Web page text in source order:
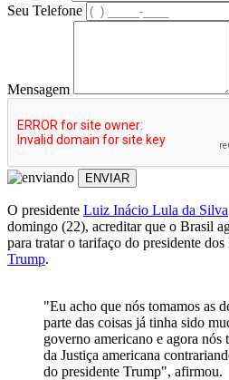
Seu Telefone
Mensagem
ENVIAR
O presidente Luiz Inácio Lula da Silva
domingo (22), acreditar que o Brasil
para tratar o tarifaço do presidente
Trump.
"Eu acho que nós tomamos as
parte das coisas já tinha sido
governo americano e agora nós
da Justiça americana
do presidente Trump", afirmou.